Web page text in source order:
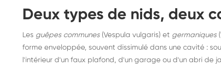
Destruction de nid de
frelons : intervention
rapide partout en France
Deux types de nids, deux
Les guêpes communes(Vespula vulgaris) et germaniques
forme enveloppée, souvent dissimulé dans une cavité :
l'intérieur d'un faux plafond, d'un garage ou d'un abri de